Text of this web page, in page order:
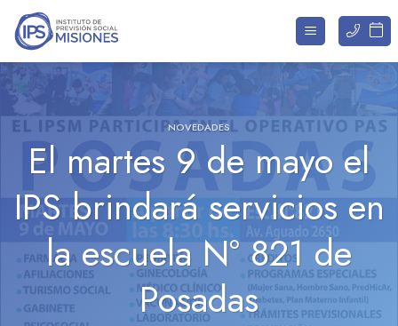
Saltar
contenido
NOVEDADES
El martes 9 de mayo el
IPS brindará servicios en
la escuela N° 821 de
Posadas